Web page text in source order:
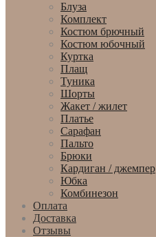
Блуза
Комплект
Костюм брючный
Костюм юбочный
Куртка
Плащ
Туника
Шорты
Жакет / жилет
Платье
Сарафан
Пальто
Брюки
Кардиган / джемпер
Юбка
Комбинезон
Оплата
Доставка
Отзывы